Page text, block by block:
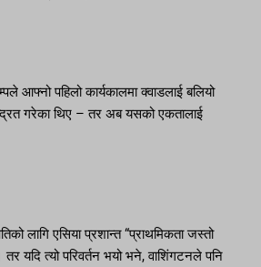
आफ्नो पहिलो कार्यकालमा क्वाडलाई बलियो
गरेका थिए – तर अब यसको एकतालाई
लागि एसिया प्रशान्त “प्राथमिकता जस्तो
यदि त्यो परिवर्तन भयो भने, वाशिंगटनले पनि